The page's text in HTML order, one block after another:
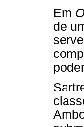
Em
de